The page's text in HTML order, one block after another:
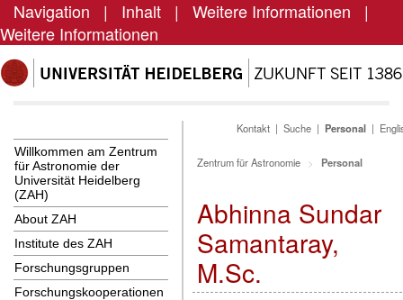
Navigation | Inhalt | Weitere Informationen |
Weitere Informationen
Willkommen am Zentrum
für Astronomie der
Universität Heidelberg
(ZAH)
About ZAH
Institute des ZAH
Forschungsgruppen
Forschungskooperationen
Kontakt | Suche | Personal |
Zentrum für Astronomie Personal
Abhinna Sundar
Samantaray,
M.Sc.